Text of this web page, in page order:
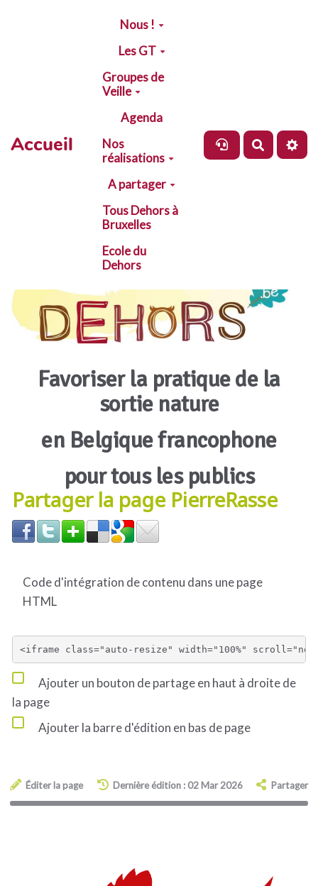
Aller au contenu principal
Accueil
Nous !
Les GT
Groupes de
Veille
Agenda
Nos
réalisations
A partager
Tous Dehors à
Bruxelles
Ecole du
Dehors
Favoriser la pratique de la
sortie nature
en Belgique francophone
pour tous les publics
Partager la page PierreRasse
Code d'intégration de contenu dans une page
HTML
Ajouter un bouton de partage en haut à droite de
la page
Ajouter la barre d'édition en bas de page
Éditer la page Dernière édition : 02 Mar 2026 Partager